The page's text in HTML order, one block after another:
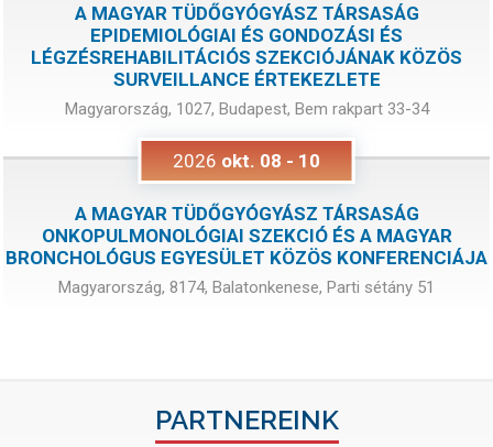
A MAGYAR TÜDŐGYÓGYÁSZ TÁRSASÁG
EPIDEMIOLÓGIAI ÉS GONDOZÁSI ÉS
LÉGZÉSREHABILITÁCIÓS SZEKCIÓJÁNAK KÖZÖS
SURVEILLANCE ÉRTEKEZLETE
Magyarország, 1027, Budapest, Bem rakpart 33-34
2026 okt. 08 - 10
A MAGYAR TÜDŐGYÓGYÁSZ TÁRSASÁG
ONKOPULMONOLÓGIAI SZEKCIÓ ÉS A MAGYAR
BRONCHOLÓGUS EGYESÜLET KÖZÖS KONFERENCIÁJA
Magyarország, 8174, Balatonkenese, Parti sétány 51
PARTNEREINK